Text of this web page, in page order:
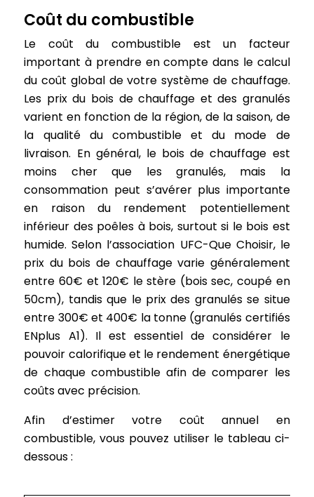
Coût du combustible
Le coût du combustible est un facteur
important à prendre en compte dans le calcul
du coût global de votre système de chauffage.
Les prix du bois de chauffage et des granulés
varient en fonction de la région, de la saison, de
la qualité du combustible et du mode de
livraison. En général, le bois de chauffage est
moins cher que les granulés, mais la
consommation peut s’avérer plus importante
en raison du rendement potentiellement
inférieur des poêles à bois, surtout si le bois est
humide. Selon l’association UFC-Que Choisir, le
prix du bois de chauffage varie généralement
entre 60€ et 120€ le stère (bois sec, coupé en
50cm), tandis que le prix des granulés se situe
entre 300€ et 400€ la tonne (granulés certifiés
ENplus A1). Il est essentiel de considérer le
pouvoir calorifique et le rendement énergétique
de chaque combustible afin de comparer les
coûts avec précision.
Afin d’estimer votre coût annuel en
combustible, vous pouvez utiliser le tableau ci-
dessous :